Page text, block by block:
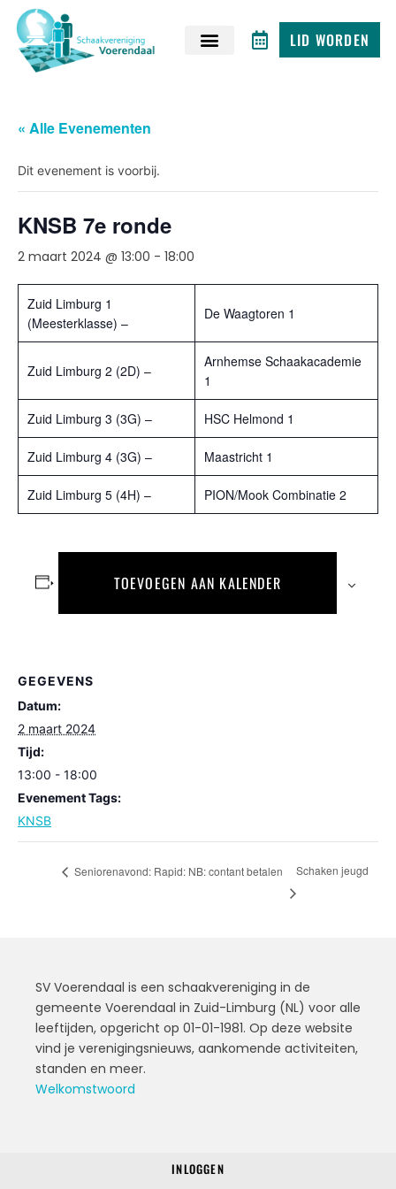
LID WORDEN
« Alle Evenementen
Dit evenement is voorbij.
KNSB 7e ronde
2 maart 2024 @ 13:00 - 18:00
Zuid Limburg 1
(Meesterklasse) –
De Waagtoren 1
Zuid Limburg 2 (2D) –
Arnhemse Schaakacademie
1
Zuid Limburg 3 (3G) – HSC Helmond 1
Zuid Limburg 4 (3G) – Maastricht 1
Zuid Limburg 5 (4H) – PION/Mook Combinatie 2
TOEVOEGEN AAN KALENDER
GEGEVENS
Datum:
2 maart 2024
Tijd:
13:00 - 18:00
Evenement Tags:
KNSB
Seniorenavond: Rapid: NB: contant betalen Schaken jeugd
SV Voerendaal is een schaakvereniging in de
gemeente Voerendaal in Zuid-Limburg (NL) voor alle
leeftijden, opgericht op 01-01-1981. Op deze website
vind je verenigingsnieuws, aankomende activiteiten,
standen en meer.
Welkomstwoord
INLOGGEN